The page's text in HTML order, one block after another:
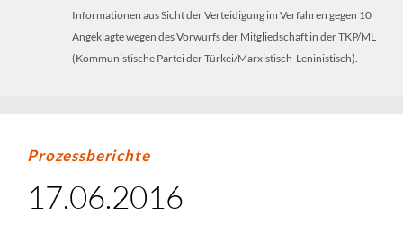
Informationen aus Sicht der Verteidigung im Verfahren gegen 10
Angeklagte wegen des Vorwurfs der Mitgliedschaft in der TKP/ML
(Kommunistische Partei der Türkei/Marxistisch-Leninistisch).
Prozessberichte
17.06.2016